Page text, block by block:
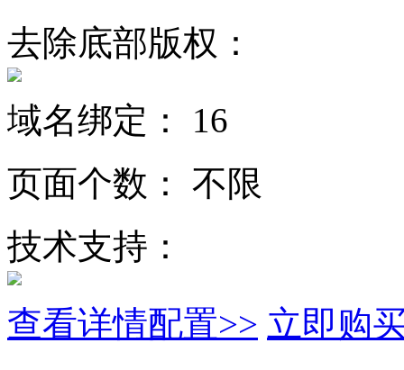
去除底部版权：
域名绑定：
16
页面个数：
不限
技术支持：
查看详情配置>> 立即购